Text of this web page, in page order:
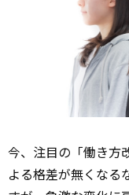
今、注目の「働き方
よる格差が無くなる